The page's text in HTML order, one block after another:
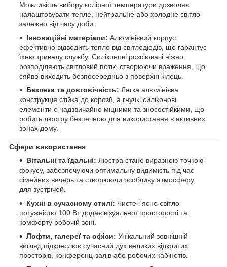
Можливість вибору колірної температури дозволяє
налаштовувати тепле, нейтральне або холодне світло
залежно від часу доби.
Інноваційні матеріали: Алюмінієвий корпус
ефективно відводить тепло від світлодіодів, що гарантує
їхню тривалу службу. Силіконові розсіювачі ніжно
розподіляють світловий потік, створюючи враження, що
сяйво виходить безпосередньо з поверхні кілець.
Безпека та довговічність: Легка алюмінієва
конструкція стійка до корозії, а гнучкі силіконові
елементи є надзвичайно міцними та зносостійкими, що
робить люстру безпечною для використання в активних
зонах дому.
Сфери використання
Вітальні та їдальні: Люстра стане виразною точкою
фокусу, забезпечуючи оптимальну видимість під час
сімейних вечерь та створюючи особливу атмосферу
для зустрічей.
Кухні в сучасному стилі: Чисте і ясне світло
потужністю 100 Вт додає візуальної просторості та
комфорту робочій зоні.
Лофти, галереї та офіси: Унікальний зовнішній
вигляд підкреслює сучасний дух великих відкритих
просторів, конференц-залів або робочих кабінетів.